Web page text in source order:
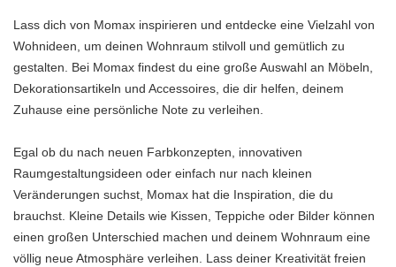
Lass dich von Momax inspirieren und entdecke eine Vielzahl von
Wohnideen, um deinen Wohnraum stilvoll und gemütlich zu
gestalten. Bei Momax findest du eine große Auswahl an Möbeln,
Dekorationsartikeln und Accessoires, die dir helfen, deinem
Zuhause eine persönliche Note zu verleihen.
Egal ob du nach neuen Farbkonzepten, innovativen
Raumgestaltungsideen oder einfach nur nach kleinen
Veränderungen suchst, Momax hat die Inspiration, die du
brauchst. Kleine Details wie Kissen, Teppiche oder Bilder können
einen großen Unterschied machen und deinem Wohnraum eine
völlig neue Atmosphäre verleihen. Lass deiner Kreativität freien